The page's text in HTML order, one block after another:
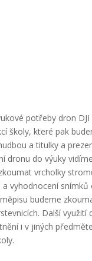
potřeby dron DJI
školy, které pak
a titulky a
dronu do výuky
vrcholky
vyhodnocení snímků
budeme
Další využití
i v jiných